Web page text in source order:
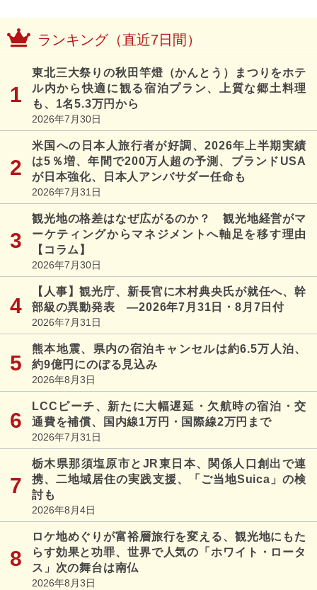
ランキング（直近7日間）
東北三大祭りの秋田竿燈（かんとう）まつりをホテ
ル内から快適に観る宿泊プラン、上質な郷土料理
も、1名5.3万円から
2026年7月30日
米国への日本人旅行者が好調、2026年上半期実績
は5％増、年間で200万人超の予測、ブランドUSA
が日本強化、日本人アンバサダー任命も
2026年7月31日
観光地の格差はなぜ広がるのか？ 観光地経営がマ
ーケティングからマネジメントへ軸足を移す理由
【コラム】
2026年7月30日
【人事】観光庁、新長官に木村典央氏が就任へ、幹
部級の異動発表 ―2026年7月31日・8月7日付
2026年7月31日
熊本地震、県内の宿泊キャンセルは約6.5万人泊、
約9億円にのぼる見込み
2026年8月3日
LCCピーチ、新たに大幅遅延・欠航時の宿泊・交
通費を補償、国内線1万円・国際線2万円まで
2026年7月31日
栃木県那須塩原市とJR東日本、関係人口創出で連
携、二地域居住の実践支援、「ご当地Suica」の検
討も
2026年8月4日
ロケ地めぐりが富裕層旅行を変える、観光地にもた
らす効果と功罪、世界で人気の「ホワイト・ロータ
ス」次の舞台は南仏
2026年8月3日